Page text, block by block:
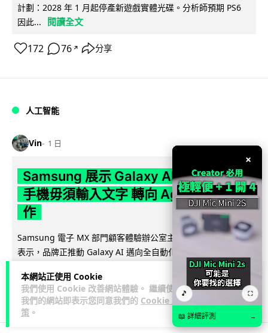
本網站正使用 Cookie
我們使用 Cookie 改善網站體驗。 繼續使用
我們的網站即表示您同意我們的 Cookie 政
策 。
計劃：2028 年 1 月起停產新遊戲實體光碟。分析師預期 PS6
因此...
閱讀全文
172 76 ↗ 分享
人工智能
Vin 1 日
Samsung 展示 Galaxy AI 新方向 未來
手機毋須輸入文字 轉向 Agent 全自動操
作
Samsung 電子 MX 部門顧客體驗辦公室主管兼副總裁 Jay Kim
表示，品牌正推動 Galaxy AI 邁向全自動化 Agent...
28 4 ↗ 分享
×
🎵 ⛶
📖 詳細評測 →